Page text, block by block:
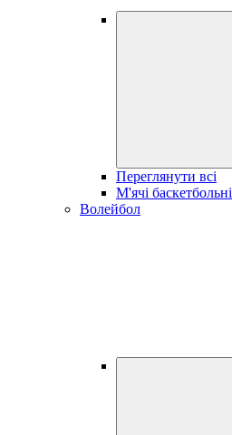
Переглянути всі
М'ячі баскетбольні
Волейбол